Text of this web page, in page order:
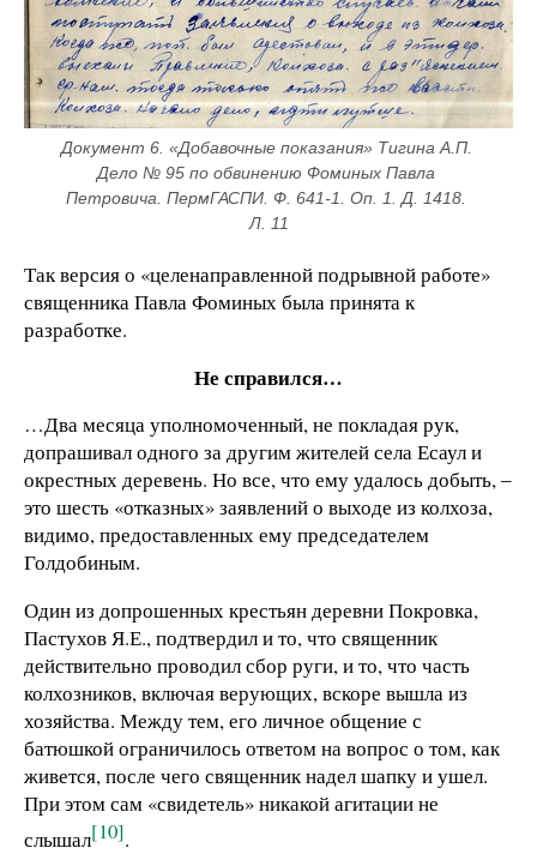
Документ 6. «Добавочные показания» Тигина А.П.
Дело № 95 по обвинению Фоминых Павла
Петровича. ПермГАСПИ. Ф. 641-1. Оп. 1. Д. 1418.
Л. 11
Так версия о «целенаправленной подрывной работе»
священника Павла Фоминых была принята к
разработке.
Не справился…
…Два месяца уполномоченный, не покладая рук,
допрашивал одного за другим жителей села Есаул и
окрестных деревень. Но все, что ему удалось добыть, ‒
это шесть «отказных» заявлений о выходе из колхоза,
видимо, предоставленных ему председателем
Голдобиным.
Один из допрошенных крестьян деревни Покровка,
Пастухов Я.Е., подтвердил и то, что священник
действительно проводил сбор руги, и то, что часть
колхозников, включая верующих, вскоре вышла из
хозяйства. Между тем, его личное общение с
батюшкой ограничилось ответом на вопрос о том, как
живется, после чего священник надел шапку и ушел.
При этом сам «свидетель» никакой агитации не
слышал[10].